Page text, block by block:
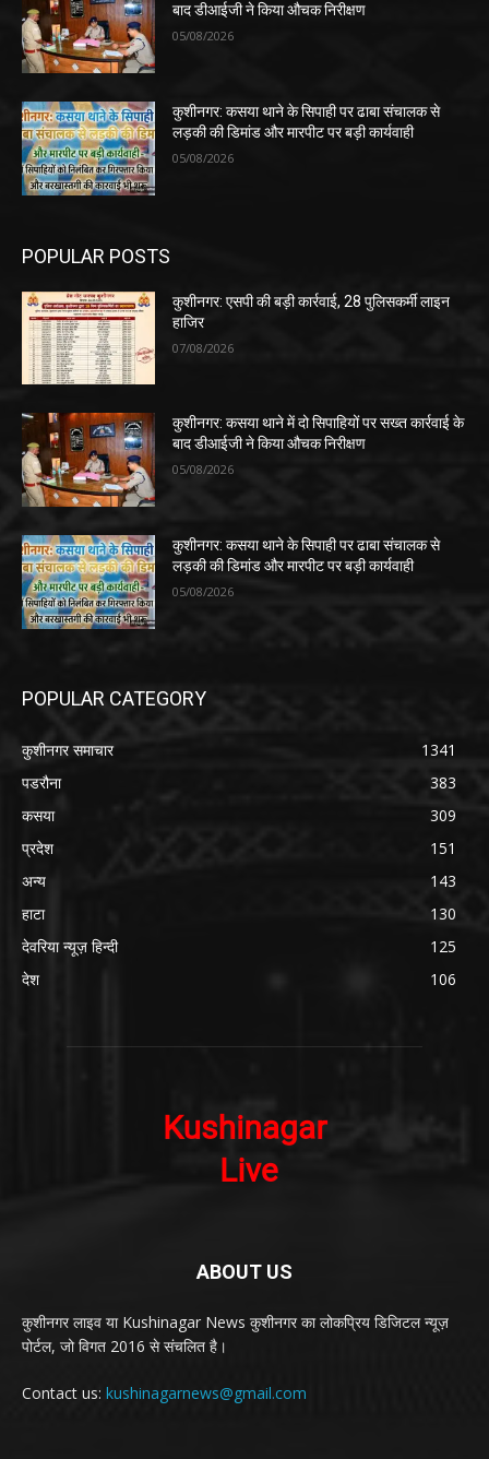
बाद डीआईजी ने किया औचक निरीक्षण
05/08/2026
कुशीनगर: कसया थाने के सिपाही पर ढाबा संचालक से
लड़की की डिमांड और मारपीट पर बड़ी कार्यवाही
05/08/2026
POPULAR POSTS
कुशीनगर: एसपी की बड़ी कार्रवाई, 28 पुलिसकर्मी लाइन
हाजिर
07/08/2026
कुशीनगर: कसया थाने में दो सिपाहियों पर सख्त कार्रवाई के
बाद डीआईजी ने किया औचक निरीक्षण
05/08/2026
कुशीनगर: कसया थाने के सिपाही पर ढाबा संचालक से
लड़की की डिमांड और मारपीट पर बड़ी कार्यवाही
05/08/2026
POPULAR CATEGORY
कुशीनगर समाचार
1341
पडरौना
383
कसया
309
प्रदेश
151
अन्य
143
हाटा
130
देवरिया न्यूज़ हिन्दी
125
देश
106
ABOUT US
कुशीनगर लाइव या Kushinagar News कुशीनगर का लोकप्रिय डिजिटल न्यूज़
पोर्टल, जो विगत 2016 से संचलित है।
Contact us: kushinagarnews@gmail.com